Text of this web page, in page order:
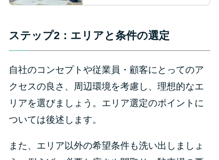
ステップ2：エリアと条件の選定
自社のコンセプトや従業員・顧客にとってのア
クセスの良さ、周辺環境を考慮し、理想的なエ
リアを選びましょう。エリア選定のポイントに
ついては後述します。
また、エリア以外の希望条件も洗い出しましょ